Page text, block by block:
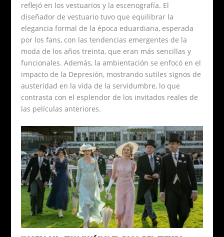
reflejó en los vestuarios y la escenografía. El
diseñador de vestuario tuvo que equilibrar la
elegancia formal de la época eduardiana, esperada
por los fans, con las tendencias emergentes de la
moda de los años treinta, que eran más sencillas y
funcionales. Además, la ambientación se enfocó en el
impacto de la Depresión, mostrando sutiles signos de
austeridad en la vida de la servidumbre, lo que
contrasta con el esplendor de los invitados reales de
las películas anteriores.